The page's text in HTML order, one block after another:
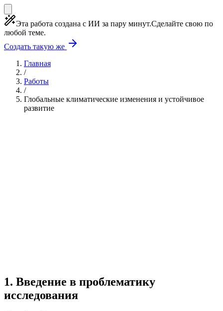
Эта работа создана с ИИ за пару минут.Сделайте свою по
любой теме.
Создать такую же
Главная
/
Работы
/
Глобальные климатические изменения и устойчивое
развитие
1. Введение в проблематику
исследования